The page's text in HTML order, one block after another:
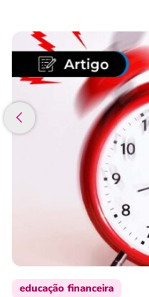
educação financeira